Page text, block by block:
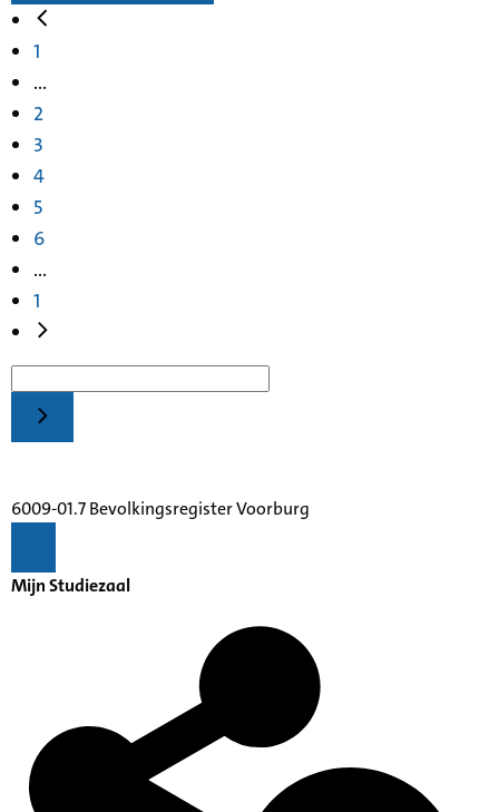
1
...
2
3
4
5
6
...
1
6009-01.7 Bevolkingsregister Voorburg
Mijn Studiezaal